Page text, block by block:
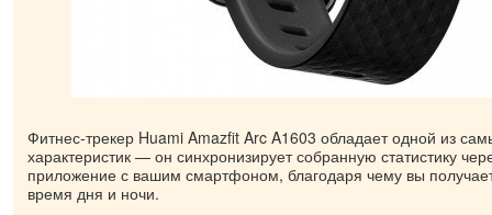
Фитнес-трекер Huami Amazfit Arc A1603 обладает одной из
характеристик — он синхронизирует собранную статистику
приложение с вашим смартфоном, благодаря чему вы
время дня и ночи.